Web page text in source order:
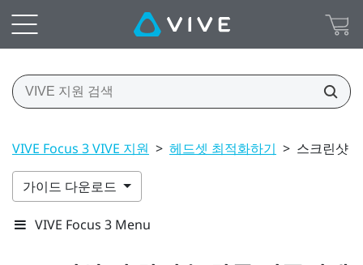
VIVE Focus 3 VIVE 지원 > 헤드셋 최적화하기 > 스크린샷
가이드 다운로드
VIVE Focus 3 Menu